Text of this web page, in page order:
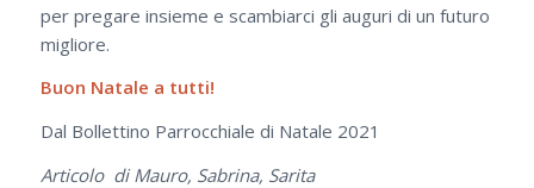
per pregare insieme e scambiarci gli auguri di un futuro
migliore.
Buon Natale a tutti!
Dal Bollettino Parrocchiale di Natale 2021
Articolo di Mauro, Sabrina, Sarita